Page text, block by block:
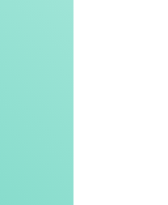
rozbor